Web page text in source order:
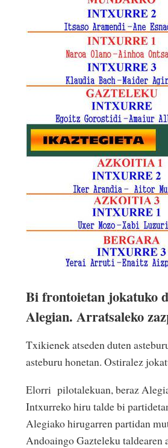
Bi frontoietan jokatuko
Alegian. Arratsaleko
Txikienek atseden duten
asteburu honetan. Ostiralez
Elorri pilotalekuan, beraz
Intxurreko hiru talde bi
Alegiako hirugarren partidan
Andoaingo Gazteleku taldearen